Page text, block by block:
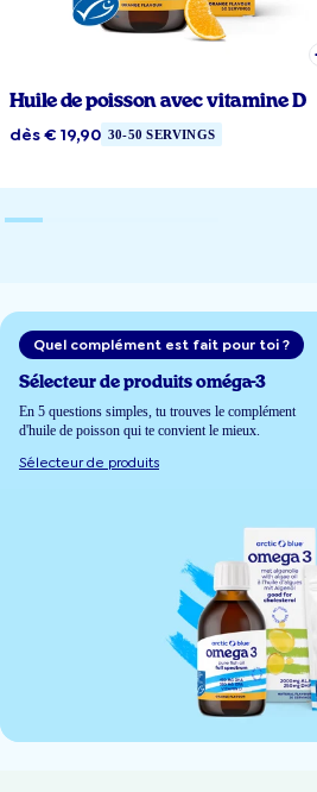
Huile de poisson avec vitamine D
dès € 19,90 30-50 SERVINGS
Quel complément est fait pour toi ?
Sélecteur de produits oméga-3
En 5 questions simples, tu trouves le complément
d'huile de poisson qui te convient le mieux.
Sélecteur de produits